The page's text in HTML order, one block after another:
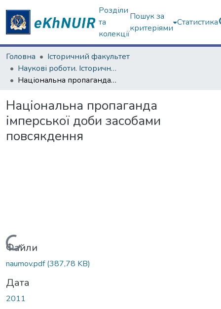
Розділи
та
колекції
Пошук за
критеріями
Статистика
Головна
Історичний факультет
Наукові роботи. Історичний факультет
Національна пропаганда імперської доби засобами повсякдення
Національна пропаганда
імперської доби засобами
повсякдення
Вантажиться...
Файли
naumov.pdf(387,78 KB)
Дата
2011